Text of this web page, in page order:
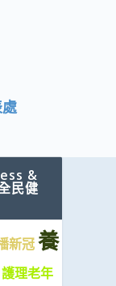
&
民健
新冠養
護理老年